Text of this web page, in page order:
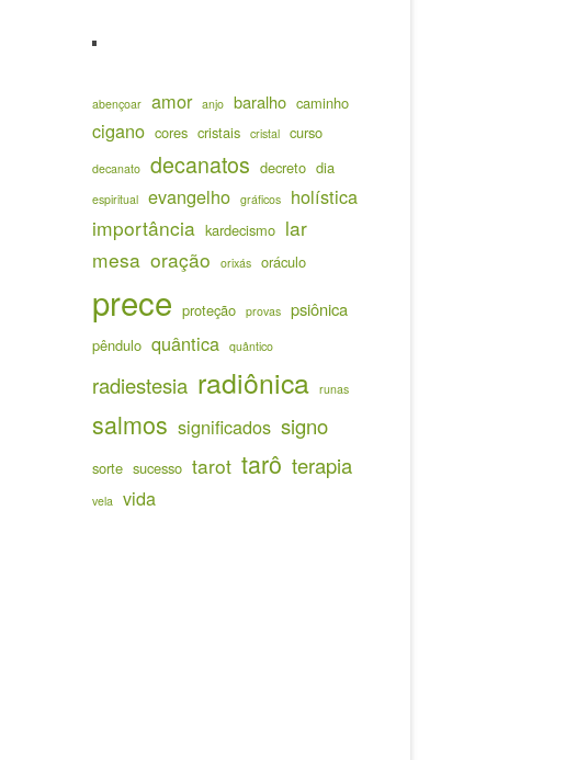
abençoar amor anjo baralho caminho
cigano cores cristais cristal curso
decanato decanatos decreto dia
espiritual evangelho gráficos holística
importância kardecismo lar
mesa oração orixás oráculo
prece proteção provas psiônica
pêndulo quântica quântico
radiestesia radiônica runas
salmos significados signo
sorte sucesso tarot tarô terapia
vela vida